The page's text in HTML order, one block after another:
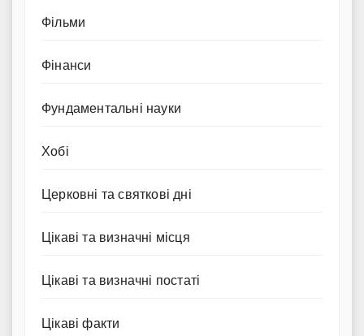
Фільми
Фінанси
Фундаментальні науки
Хобі
Церковні та святкові дні
Цікаві та визначні місця
Цікаві та визначні постаті
Цікаві факти